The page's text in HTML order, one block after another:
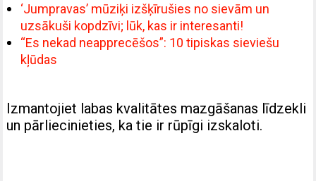
‘Jumpravas’ mūziķi izšķīrušies no sievām un
uzsākuši kopdzīvi; lūk, kas ir interesanti!
“Es nekad neapprecēšos”: 10 tipiskas sieviešu
kļūdas
Izmantojiet labas kvalitātes mazgāšanas līdzekli
un pārliecinieties, ka tie ir rūpīgi izskaloti.